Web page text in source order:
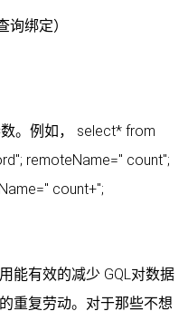
绑定）
。例如， select* from
remoteName=" count";
count+";
能有效的减少 GQL对数据
重复劳动。对于那些不想